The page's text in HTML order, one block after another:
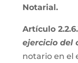
Notarial.
Artículo
ejercicio del
notario en el